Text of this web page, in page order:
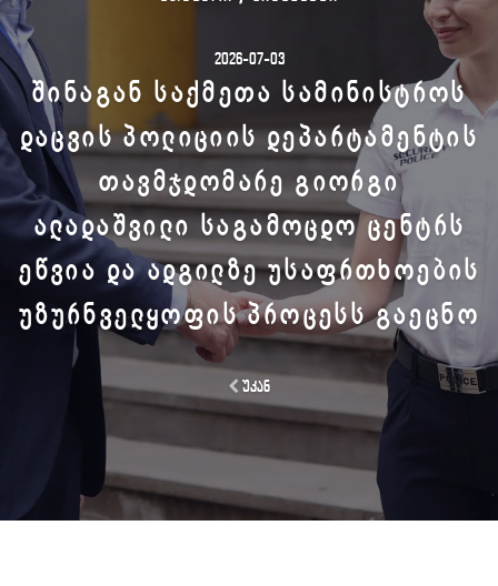
2026-07-03
ᲨᲘᲜᲐᲒᲐᲜ ᲡᲐᲥᲛᲔᲗᲐ ᲡᲐᲛᲘᲜᲘᲡᲢᲠᲝᲡ
ᲓᲐᲪᲕᲘᲡ ᲞᲝᲚᲘᲪᲘᲘᲡ ᲓᲔᲞᲐᲠᲢᲐᲛᲔᲜᲢᲘᲡ
ᲗᲐᲕᲛᲯᲓᲝᲛᲐᲠᲔ ᲒᲘᲝᲠᲒᲘ
ᲐᲚᲐᲓᲐᲨᲕᲘᲚᲘ ᲡᲐᲒᲐᲛᲝᲪᲓᲝ ᲪᲔᲜᲢᲠᲡ
ᲔᲬᲕᲘᲐ ᲓᲐ ᲐᲓᲒᲘᲚᲖᲔ ᲣᲡᲐᲤᲠᲗᲮᲝᲔᲑᲘᲡ
ᲣᲖᲣᲠᲜᲕᲔᲚᲧᲝᲤᲘᲡ ᲞᲠᲝᲪᲔᲡᲡ ᲒᲐᲔᲪᲜᲝ
უკან